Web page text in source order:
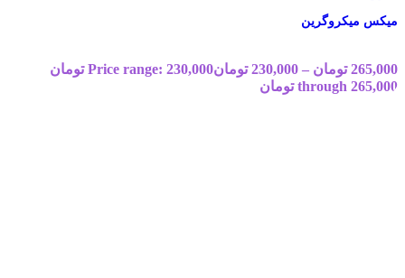
میکس میکروگرین
265,000 تومان –
230,000 تومان
Price range: 230,000 تومان
through 265,000 تومان